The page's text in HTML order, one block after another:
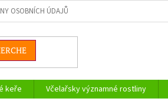
OSOBNÍCH ÚDAJŮ
keře Včelařsky významné rostliny